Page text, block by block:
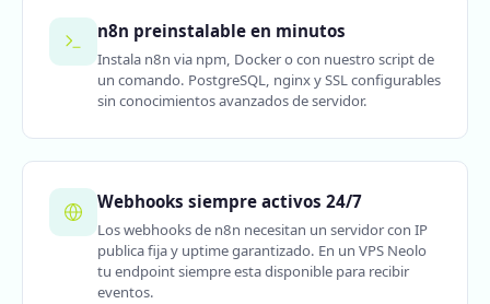
n8n preinstalable en minutos
Instala n8n via npm, Docker o con nuestro script de
un comando. PostgreSQL, nginx y SSL configurables
sin conocimientos avanzados de servidor.
Webhooks siempre activos 24/7
Los webhooks de n8n necesitan un servidor con IP
publica fija y uptime garantizado. En un VPS Neolo
tu endpoint siempre esta disponible para recibir
eventos.